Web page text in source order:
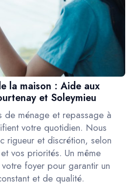
la maison : Aide aux
et Soleymieu
de ménage et repassage à
votre quotidien. Nous
rigueur et discrétion, selon
vos priorités. Un même
votre foyer pour garantir un
et de qualité.